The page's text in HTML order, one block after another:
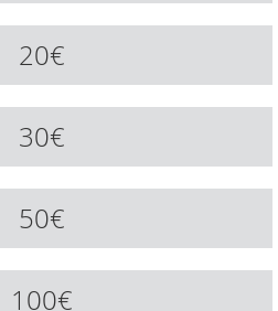
20€
30€
50€
100€